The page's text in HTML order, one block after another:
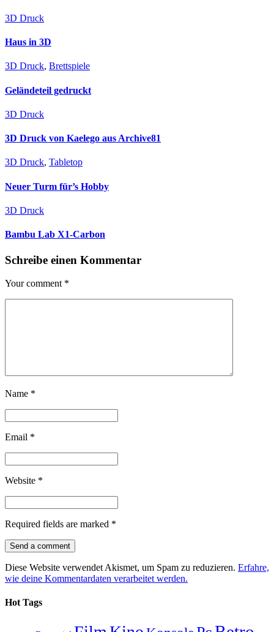
3D Druck
Haus in 3D
3D Druck, Brettspiele
Geländeteil gedruckt
3D Druck
3D Druck von Kaelego aus Archive81
3D Druck, Tabletop
Neuer Turm für’s Hobby
3D Druck
Bambu Lab X1-Carbon
Schreibe einen Kommentar
Your comment *
Name *
Email *
Website *
Required fields are marked *
Diese Website verwendet Akismet, um Spam zu reduzieren. Erfahre,
wie deine Kommentardaten verarbeitet werden.
Hot Tags